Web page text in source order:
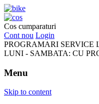
FreeRideBikes
Cos cumparaturi
Cont nou Login
PROGRAMARI SERVICE
LUNI - SAMBATA: CU
Menu
Skip to content